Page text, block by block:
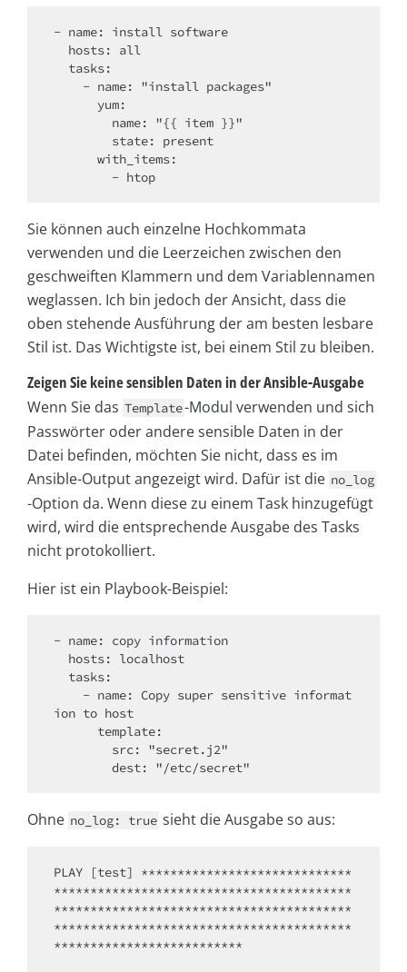
- name: install software
Sie können auch einzelne Hochkommata
verwenden und die Leerzeichen zwischen den
geschweiften Klammern und dem Variablennamen
weglassen. Ich bin jedoch der Ansicht, dass die
oben stehende Ausführung der am besten lesbare
Stil ist. Das Wichtigste ist, bei einem Stil zu bleiben.
Zeigen Sie keine sensiblen Daten in der Ansible-Ausgabe
Wenn Sie das Template-Modul verwenden und sich
Passwörter oder andere sensible Daten in der
Datei befinden, möchten Sie nicht, dass es im
Ansible-Output angezeigt wird. Dafür ist die no_log
-Option da. Wenn diese zu einem Task hinzugefügt
wird, wird die entsprechende Ausgabe des Tasks
nicht protokolliert.
Hier ist ein Playbook-Beispiel:
- name: copy information
ion to host
Ohne no_log: true sieht die Ausgabe so aus:
PLAY [test] *****************************
*****************************************
*****************************************
*****************************************
**************************